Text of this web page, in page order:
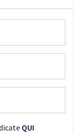
QUI